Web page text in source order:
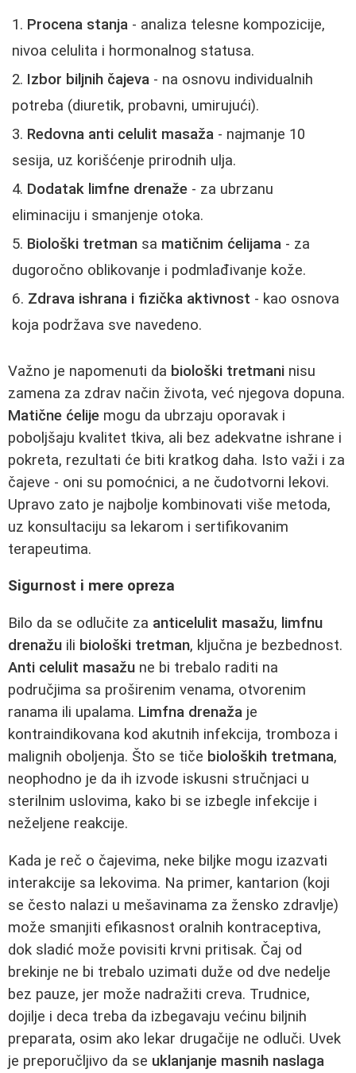
Procena stanja - analiza telesne kompozicije,
nivoa celulita i hormonalnog statusa.
Izbor biljnih čajeva - na osnovu individualnih
potreba (diuretik, probavni, umirujući).
Redovna anti celulit masaža - najmanje 10
sesija, uz korišćenje prirodnih ulja.
Dodatak limfne drenaže - za ubrzanu
eliminaciju i smanjenje otoka.
Biološki tretman sa matičnim ćelijama - za
dugoročno oblikovanje i podmlađivanje kože.
Zdrava ishrana i fizička aktivnost - kao osnova
koja podržava sve navedeno.
Važno je napomenuti da biološki tretmani nisu
zamena za zdrav način života, već njegova dopuna.
Matične ćelije mogu da ubrzaju oporavak i
poboljšaju kvalitet tkiva, ali bez adekvatne ishrane i
pokreta, rezultati će biti kratkog daha. Isto važi i za
čajeve - oni su pomoćnici, a ne čudotvorni lekovi.
Upravo zato je najbolje kombinovati više metoda,
uz konsultaciju sa lekarom i sertifikovanim
terapeutima.
Sigurnost i mere opreza
Bilo da se odlučite za anticelulit masažu, limfnu
drenažu ili biološki tretman, ključna je bezbednost.
Anti celulit masažu ne bi trebalo raditi na
područjima sa proširenim venama, otvorenim
ranama ili upalama. Limfna drenaža je
kontraindikovana kod akutnih infekcija, tromboza i
malignih oboljenja. Što se tiče bioloških tretmana,
neophodno je da ih izvode iskusni stručnjaci u
sterilnim uslovima, kako bi se izbegle infekcije i
neželjene reakcije.
Kada je reč o čajevima, neke biljke mogu izazvati
interakcije sa lekovima. Na primer, kantarion (koji
se često nalazi u mešavinama za žensko zdravlje)
može smanjiti efikasnost oralnih kontraceptiva,
dok sladić može povisiti krvni pritisak. Čaj od
brekinje ne bi trebalo uzimati duže od dve nedelje
bez pauze, jer može nadražiti creva. Trudnice,
dojilje i deca treba da izbegavaju većinu biljnih
preparata, osim ako lekar drugačije ne odluči. Uvek
je preporučljivo da se uklanjanje masnih naslaga